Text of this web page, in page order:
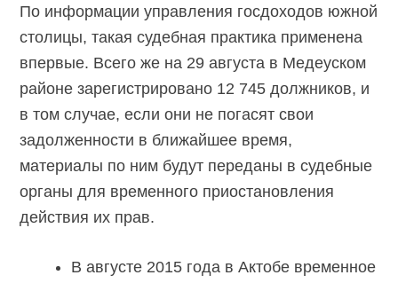
По информации управления госдоходов южной
столицы, такая судебная практика применена
впервые. Всего же на 29 августа в Медеуском
районе зарегистрировано 12 745 должников, и
в том случае, если они не погасят свои
задолженности в ближайшее время,
материалы по ним будут переданы в судебные
органы для временного приостановления
действия их прав.
В августе 2015 года в Актобе временное